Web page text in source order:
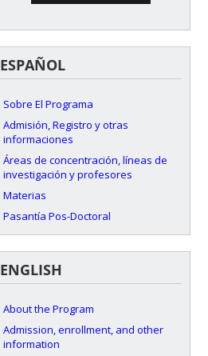
ESPAÑOL
Sobre El Programa
Admisión, Registro y otras
informaciones
Áreas de concentración, líneas de
investigación y profesores
Materias
Pasantía Pos-Doctoral
ENGLISH
About the Program
Admission, enrollment, and other
information